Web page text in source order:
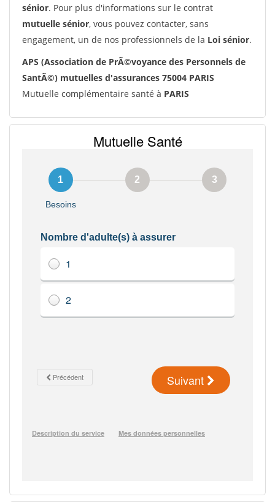
sénior. Pour plus d'informations sur le contrat
mutuelle sénior, vous pouvez contacter, sans
engagement, un de nos professionnels de la Loi sénior.
APS (Association de PrÃ©voyance des Personnels de
SantÃ©) mutuelles d'assurances 75004 PARIS
Mutuelle complémentaire santé à PARIS